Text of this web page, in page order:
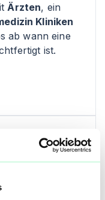
Ärzten, ein
Kliniken
ab wann eine
ist.